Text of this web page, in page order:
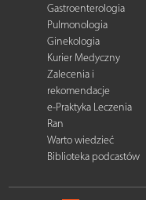
Gastroenterologia
Pulmonologia
Ginekologia
Kurier Medyczny
Zalecenia i
rekomendacje
e-Praktyka Leczenia
Ran
Warto wiedzieć
Biblioteka podcastów